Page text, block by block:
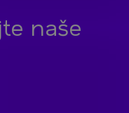
naše